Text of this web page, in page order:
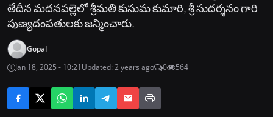
తేదీన మదనపల్లెలో శ్రీమతి కుసుమ కుమారి, శ్రీ సుదర్శనం గారి
పుణ్యదంపతులకు జన్మించారు.
Gopal
Jan 18, 2025 - 10:21Updated: 2 years ago 0 564